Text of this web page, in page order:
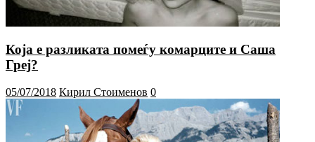
Која е разликата помеѓу комарците и Саша
Греј?
05/07/2018 Кирил Стоименов 0